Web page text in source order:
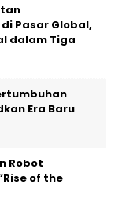
Pasar Global,
dalam Tiga
Era Baru
Robot
of the